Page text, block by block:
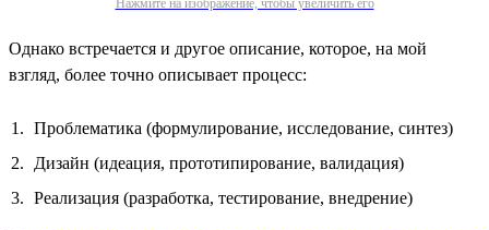
Нажмите на изображение, чтобы увеличить его
Однако встречается и другое описание, которое, на мой
взгляд, более точно описывает процесс:
Проблематика (формулирование, исследование, синтез)
Дизайн (идеация, прототипирование, валидация)
Реализация (разработка, тестирование, внедрение)